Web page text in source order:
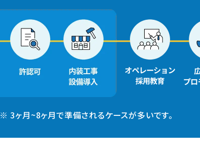
※ 3ヶ月~8ヶ月で準備されるケースが多いです。